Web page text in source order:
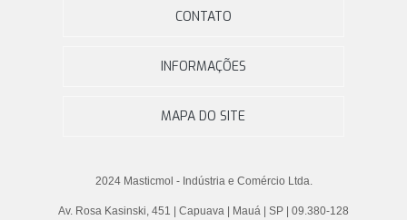
CONTATO
INFORMAÇÕES
MAPA DO SITE
2024 Masticmol - Indústria e Comércio Ltda.
Av. Rosa Kasinski, 451 | Capuava | Mauá | SP | 09.380-128